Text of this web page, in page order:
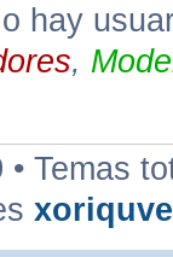
hay
,
• Temas